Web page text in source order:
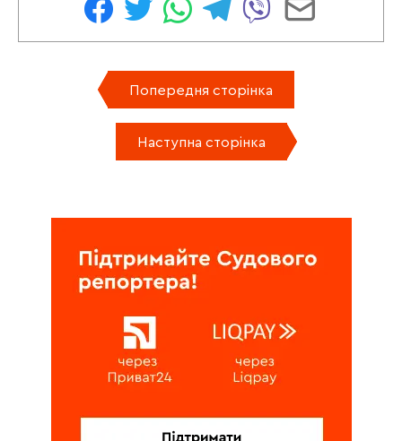
Попередня сторінка
Наступна сторінка